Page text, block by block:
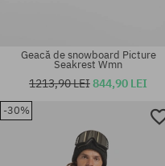
Mărimi existente:
Geacă de snowboard Picture
Seakrest Wmn
1213,90 LEI844,90 LEI
-30%